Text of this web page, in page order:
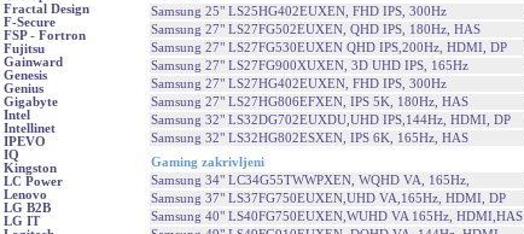
Fractal Design
F-Secure
FSP - Fortron
Fujitsu
Gainward
Genesis
Genius
Gigabyte
Intel
Intellinet
IPEVO
IQ
Kingston
LC Power
Lenovo
LG B2B
LG IT
Samsung 25" LS25HG402EUXEN, FHD IPS, 300Hz
Samsung 27" LS27FG502EUXEN, QHD IPS, 180Hz, HAS
Samsung 27" LS27FG530EUXEN QHD IPS,200Hz, HDMI, DP
Samsung 27" LS27FG900XUXEN, 3D UHD IPS, 165Hz
Samsung 27" LS27HG402EUXEN, FHD IPS, 300Hz
Samsung 27" LS27HG806EFXEN, IPS 5K, 180Hz, HAS
Samsung 32" LS32DG702EUXDU,UHD IPS,144Hz, HDMI, DP
Samsung 32" LS32HG802ESXEN, IPS 6K, 165Hz, HAS
Gaming zakrivljeni
Samsung 34" LC34G55TWWPXEN, WQHD VA, 165Hz,
Samsung 37" LS37FG750EUXEN,UHD VA,165Hz, HDMI, DP
Samsung 40" LS40FG750EUXEN,WUHD VA 165Hz, HDMI,HAS